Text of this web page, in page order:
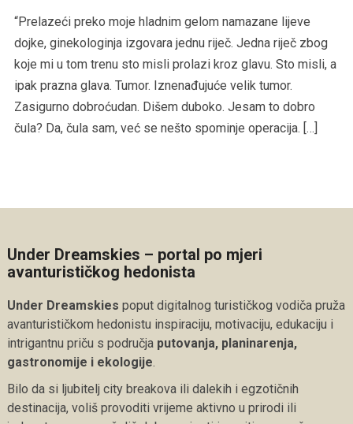
“Prelazeći preko moje hladnim gelom namazane lijeve
dojke, ginekologinja izgovara jednu riječ. Jedna riječ zbog
koje mi u tom trenu sto misli prolazi kroz glavu. Sto misli, a
ipak prazna glava. Tumor. Iznenađujuće velik tumor.
Zasigurno dobroćudan. Dišem duboko. Jesam to dobro
čula? Da, čula sam, već se nešto spominje operacija. […]
Under Dreamskies – portal po mjeri
avanturističkog hedonista
Under Dreamskies poput digitalnog turističkog vodiča pruža
avanturističkom hedonistu inspiraciju, motivaciju, edukaciju i
intrigantnu priču s područja putovanja, planinarenja,
gastronomije i ekologije.
Bilo da si ljubitelj city breakova ili dalekih i egzotičnih
destinacija, voliš provoditi vrijeme aktivno u prirodi ili